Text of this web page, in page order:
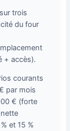
trois
du four
+ accès).
courants
par mois
€ (forte
et 15 %